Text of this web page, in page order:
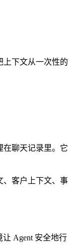
上下文从一次性的
在聊天记录里。它
、客户上下文、事
Agent 安全地行